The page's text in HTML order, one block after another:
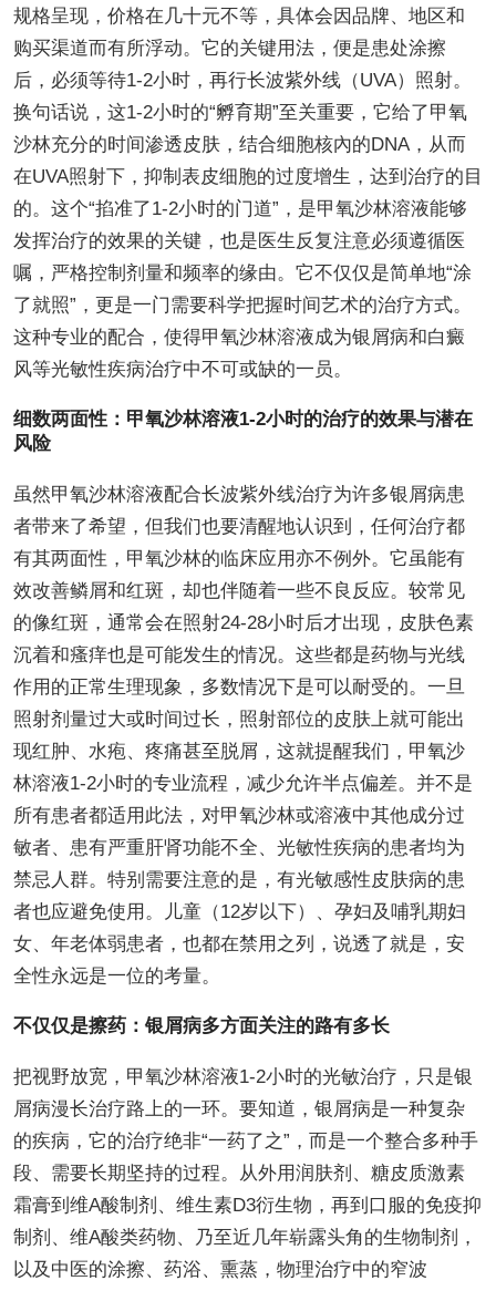
规格呈现，价格在几十元不等，具体会因品牌、地区和
购买渠道而有所浮动。它的关键用法，便是患处涂擦
后，必须等待1-2小时，再行长波紫外线（UVA）照射。
换句话说，这1-2小时的“孵育期”至关重要，它给了甲氧
沙林充分的时间渗透皮肤，结合细胞核內的DNA，从而
在UVA照射下，抑制表皮细胞的过度增生，达到治疗的目
的。这个“掐准了1-2小时的门道”，是甲氧沙林溶液能够
发挥治疗的效果的关键，也是医生反复注意必须遵循医
嘱，严格控制剂量和频率的缘由。它不仅仅是简单地“涂
了就照”，更是一门需要科学把握时间艺术的治疗方式。
这种专业的配合，使得甲氧沙林溶液成为银屑病和白癜
风等光敏性疾病治疗中不可或缺的一员。
细数两面性：甲氧沙林溶液1-2小时的治疗的效果与潜在
风险
虽然甲氧沙林溶液配合长波紫外线治疗为许多银屑病患
者带来了希望，但我们也要清醒地认识到，任何治疗都
有其两面性，甲氧沙林的临床应用亦不例外。它虽能有
效改善鳞屑和红斑，却也伴随着一些不良反应。较常见
的像红斑，通常会在照射24-28小时后才出现，皮肤色素
沉着和瘙痒也是可能发生的情况。这些都是药物与光线
作用的正常生理现象，多数情况下是可以耐受的。一旦
照射剂量过大或时间过长，照射部位的皮肤上就可能出
现红肿、水疱、疼痛甚至脱屑，这就提醒我们，甲氧沙
林溶液1-2小时的专业流程，减少允许半点偏差。并不是
所有患者都适用此法，对甲氧沙林或溶液中其他成分过
敏者、患有严重肝肾功能不全、光敏性疾病的患者均为
禁忌人群。特别需要注意的是，有光敏感性皮肤病的患
者也应避免使用。儿童（12岁以下）、孕妇及哺乳期妇
女、年老体弱患者，也都在禁用之列，说透了就是，安
全性永远是一位的考量。
不仅仅是擦药：银屑病多方面关注的路有多长
把视野放宽，甲氧沙林溶液1-2小时的光敏治疗，只是银
屑病漫长治疗路上的一环。要知道，银屑病是一种复杂
的疾病，它的治疗绝非“一药了之”，而是一个整合多种手
段、需要长期坚持的过程。从外用润肤剂、糖皮质激素
霜膏到维A酸制剂、维生素D3衍生物，再到口服的免疫抑
制剂、维A酸类药物、乃至近几年崭露头角的生物制剂，
以及中医的涂擦、药浴、熏蒸，物理治疗中的窄波